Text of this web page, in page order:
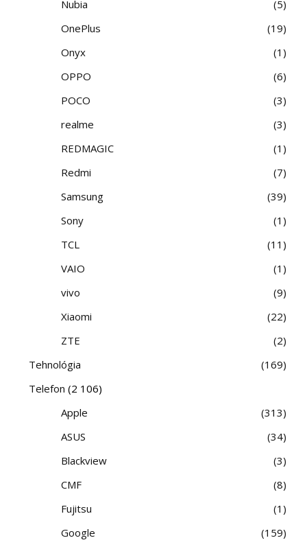
Nubia
5
OnePlus
19
Onyx
1
OPPO
6
POCO
3
realme
3
REDMAGIC
1
Redmi
7
Samsung
39
Sony
1
TCL
11
VAIO
1
vivo
9
Xiaomi
22
ZTE
2
Tehnológia
169
Telefon (2 106)
Apple
313
ASUS
34
Blackview
3
CMF
8
Fujitsu
1
Google
159